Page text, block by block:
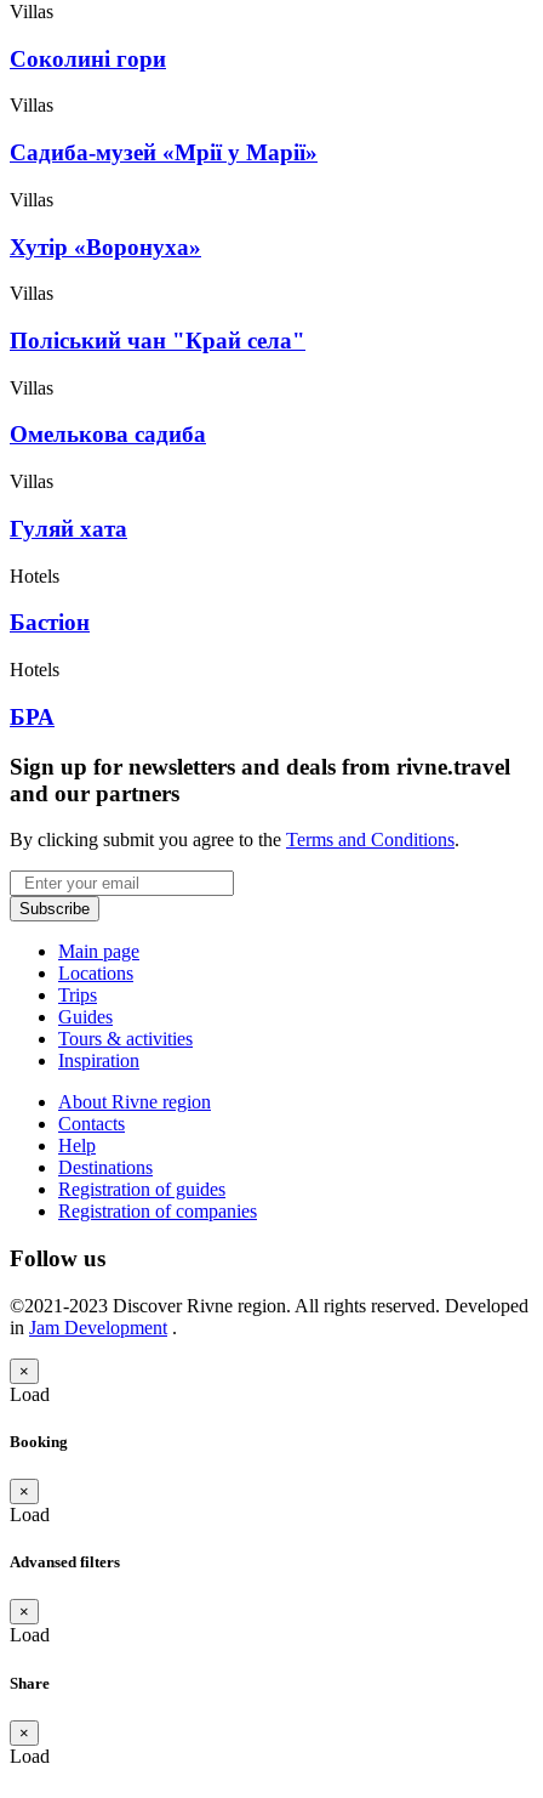
Villas
Соколині гори
Villas
Садиба-музей «Мрії у Марії»
Villas
Хутір «Воронуха»
Villas
Поліський чан "Край села"
Villas
Омелькова садиба
Villas
Гуляй хата
Hotels
Бастіон
Hotels
БРА
Sign up for newsletters and deals from rivne.travel
and our partners
By clicking submit you agree to the Terms and Conditions.
Email
Subscribe
Main page
Locations
Trips
Guides
Tours & activities
Inspiration
About Rivne region
Contacts
Help
Destinations
Registration of guides
Registration of companies
Follow us
©2021-2023 Discover Rivne region. All rights reserved. Developed
in Jam Development .
×
Load
Booking
×
Load
Advansed filters
×
Load
Share
×
Load